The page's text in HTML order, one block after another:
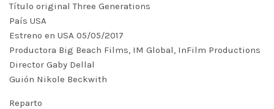
Título original Three Generations
País USA
Estreno en USA 05/05/2017
Productora Big Beach Films, IM Global, InFilm Productions
Director Gaby Dellal
Guión Nikole Beckwith
Reparto